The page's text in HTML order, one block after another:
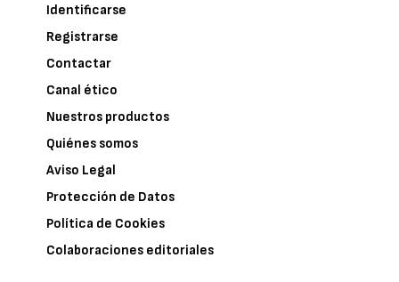
Identificarse
Registrarse
Contactar
Canal ético
Nuestros productos
Quiénes somos
Aviso Legal
Protección de Datos
Política de Cookies
Colaboraciones editoriales